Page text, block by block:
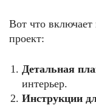
Вот что
проект:
Детальная
интерьер.
Инструкции